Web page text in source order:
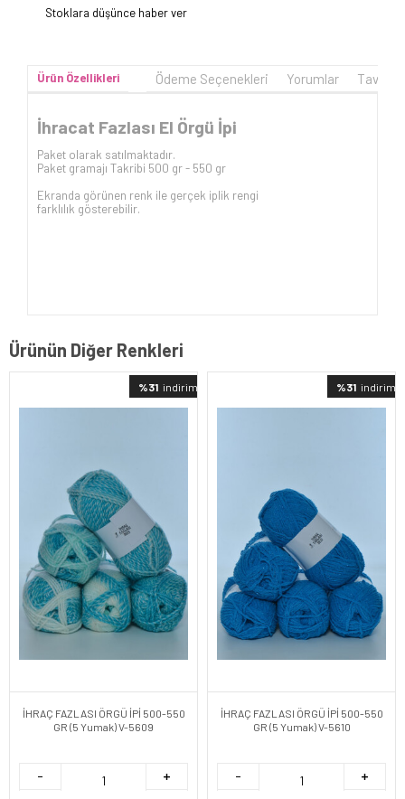
Stoklara düşünce haber ver
Ürün Özellikleri Ödeme Seçenekleri Yorumlar
İhracat Fazlası El Örgü İpi
Paket olarak satılmaktadır.
Paket gramajı Takribi 500 gr - 550 gr
Ekranda görünen renk ile gerçek iplik rengi
farklılık gösterebilir.
Ürünün Diğer Renkleri
%31 indirimli
İHRAÇ FAZLASI ÖRGÜ İPİ 500-550
GR (5 Yumak) V-5609
%31 indirimli
İHRAÇ FAZLASI ÖRGÜ İPİ 500-550
GR (5 Yumak) V-5610